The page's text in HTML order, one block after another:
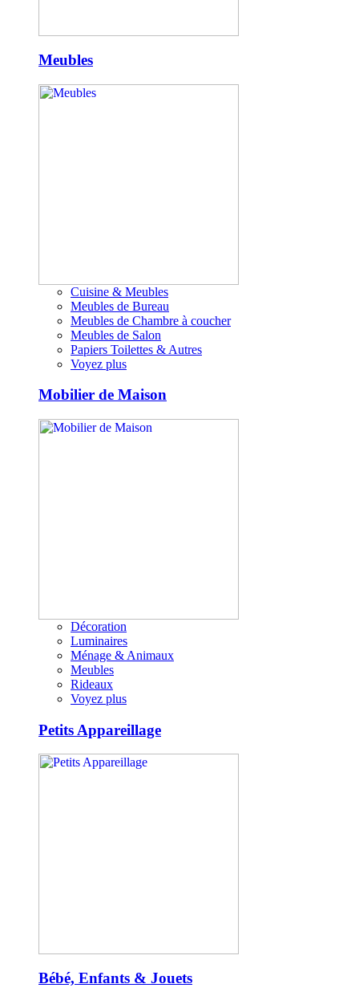
Meubles
Cuisine & Meubles
Meubles de Bureau
Meubles de Chambre à coucher
Meubles de Salon
Papiers Toilettes & Autres
Voyez plus
Mobilier de Maison
Décoration
Luminaires
Ménage & Animaux
Meubles
Rideaux
Voyez plus
Petits Appareillage
Bébé, Enfants & Jouets